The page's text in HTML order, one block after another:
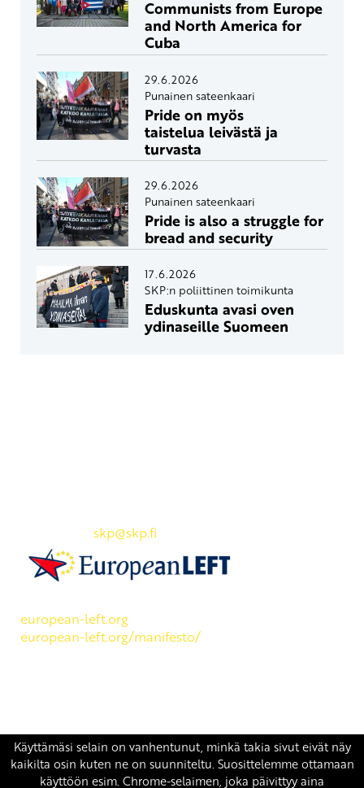
Communists from Europe
and North America for
Cuba
29.6.2026
Punainen sateenkaari
Pride on myös
taistelua leivästä ja
turvasta
29.6.2026
Punainen sateenkaari
Pride is also a struggle for
bread and security
17.6.2026
SKP:n poliittinen toimikunta
Eduskunta avasi oven
ydinaseille Suomeen
skp@skp.fi
european-left.org
european-left.org/manifesto/
Copyright 2026 © SKP| Tietosuojaseloste